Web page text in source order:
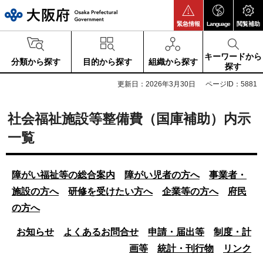
緊急情報 Language 閲覧補助
分類から探す 目的から探す 組織から探す
キーワードから
探す
更新日：2026年3月30日 ページID：5881
社会福祉施設等整備費（国庫補助）内示
一覧
障がい福祉等の総合案内 障がい児者の方へ
事業者・
施設の方へ
研修を受けたい方へ 企業等の方へ
府民
の方へ
お知らせ よくあるお問合せ 申請・届出等
制度・計
画等
統計・刊行物 リンク